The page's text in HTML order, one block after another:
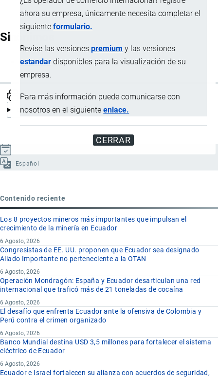
ahora su empresa, únicamente necesita completar el
siguienteformulario.
Revise las versionespremium y las versiones
estandar disponibles para la visualización de su
empresa.
Para más información puede comunicarse con
nosotros en el siguienteenlace.
CERRAR
Sinónimos
FCL
Español
Contenido reciente
Los 8 proyectos mineros más importantes que impulsan el
crecimiento de la minería en Ecuador
6 Agosto, 2026
Congresistas de EE. UU. proponen que Ecuador sea designado
Aliado Importante no perteneciente a la OTAN
6 Agosto, 2026
Operación Mondragón: España y Ecuador desarticulan una red
internacional que traficó más de 21 toneladas de cocaína
6 Agosto, 2026
El desafío que enfrenta Ecuador ante la ofensiva de Colombia y
Perú contra el crimen organizado
6 Agosto, 2026
Banco Mundial destina USD 3,5 millones para fortalecer el sistema
eléctrico de Ecuador
6 Agosto, 2026
Ecuador e Israel fortalecen su alianza con acuerdos de seguridad,